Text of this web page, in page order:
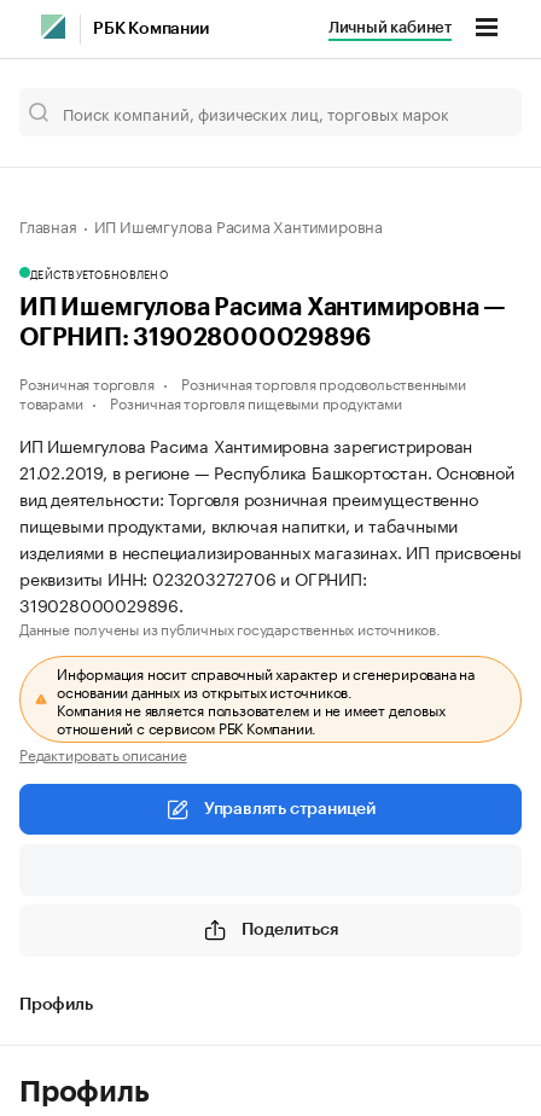
РБК Компании Личный кабинет
Главная ИП Ишемгулова Расима Хантимировна
ДЕЙСТВУЕТОБНОВЛЕНО
ИП Ишемгулова Расима Хантимировна —
ОГРНИП: 319028000029896
Розничная торговля
Розничная торговля продовольственными
товарами
Розничная торговля пищевыми продуктами
ИП Ишемгулова Расима Хантимировна зарегистрирован
21.02.2019, в регионе — Республика Башкортостан. Основной
вид деятельности: Торговля розничная преимущественно
пищевыми продуктами, включая напитки, и табачными
изделиями в неспециализированных магазинах. ИП присвоены
реквизиты ИНН: 023203272706 и ОГРНИП:
319028000029896.
Данные получены из публичных государственных источников.
Информация носит справочный характер и сгенерирована на
основании данных из открытых источников.
Компания не является пользователем и не имеет деловых
отношений с сервисом РБК Компании.
Редактировать описание
Управлять страницей
Поделиться
Профиль
Профиль